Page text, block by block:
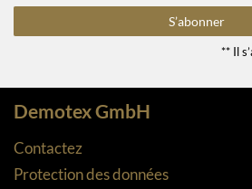
S’abonner
** Il
Demotex GmbH
Contactez
Protection des données